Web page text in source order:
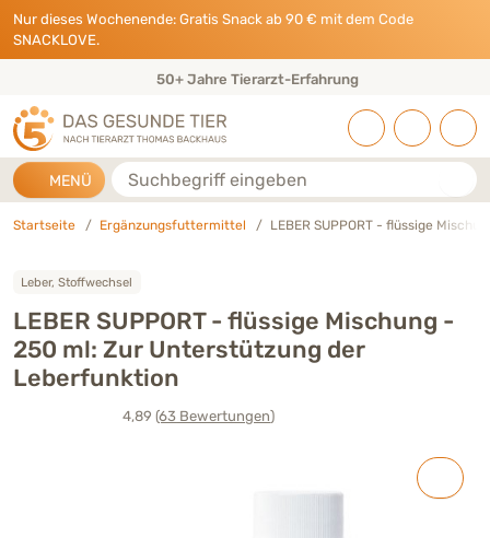
Direkt zu:
INHALT
HAUPTMENÜ
FOOTER
Nur dieses Wochenende: Gratis Snack ab 90 € mit dem Code
SNACKLOVE.
Jahre Tierarzt-Erfahrung
MENÜ Suche
Startseite Ergänzungsfuttermittel LEBER SUPPORT - flüssige
Leber, Stoffwechsel
LEBER SUPPORT - flüssige Mischung -
250 ml: Zur Unterstützung der
Leberfunktion
4,89(63 Bewertungen)